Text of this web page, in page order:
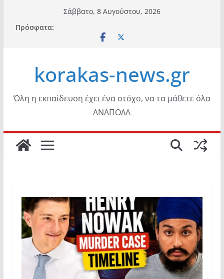
περιεχόμενο
Σάββατο, 8 Αυγούστου, 2026
Πρόσφατα:
korakas-news.gr
Όλη η εκπαίδευση έχει ένα στόχο, να τα μάθετε όλα
ΑΝΑΠΟΔΑ